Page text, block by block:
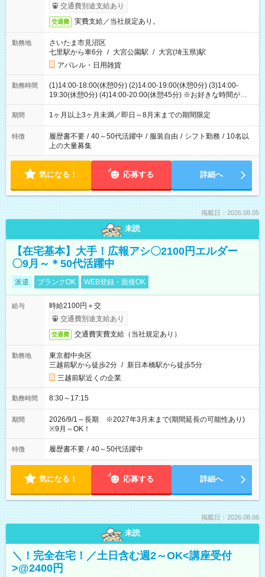
交通費別途支給あり
交通費 実費支給／当社規定あり。
勤務地
さいたま市見沼区
七里駅から車6分 / 大宮公園駅 / 大宮(埼玉県)駅
アパレル・日用雑貨
勤務時間
(1)14:00-18:00(休憩0分) (2)14:00-19:00(休憩0分) (3)14:00-
19:30(休憩0分) (4)14:00-20:00(休憩45分) ※お好きな時間が選べ
ます
期間 1ヶ月以上3ヶ月未満／即日～8月末までの期間限定
特徴 履歴書不要 / 40～50代活躍中 / 服装自由 / シフト勤務 / 10名以
上の大量募集
気になる！ 応募する 詳細へ
掲載日：2026.08.05
未読
【在宅基本】大手！広報アシ〇2100円エルダー
〇9月～＊50代活躍中
派遣 ブランクOK WEB登録・面接OK
給与
時給2100円＋交
交通費別途支給あり
交通費 交通費実費支給（当社規定あり）
勤務地
東京都中央区
三越前駅から徒歩2分 / 新日本橋駅から徒歩5分
三越前駅近くの企業
勤務時間 8:30～17:15
期間
2026/9/1～長期 ※2027年3月末まで(期間延長の可能性あり)
※9月～OK！
特徴 履歴書不要 / 40～50代活躍中
気になる！ 応募する 詳細へ
掲載日：2026.08.06
未読
＼！完全在宅！／土日含む週2～OK<講座受付
>@2400円